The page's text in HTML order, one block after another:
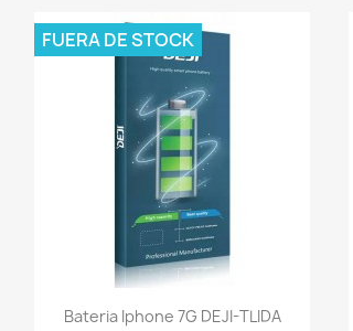
Vista rápida
Bateria Iphone 7G DEJI-TLIDA
FUERA DE STOCK